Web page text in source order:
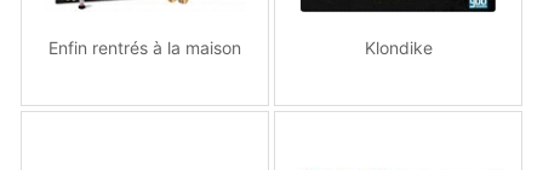
Enfin rentrés à la maison Klondike